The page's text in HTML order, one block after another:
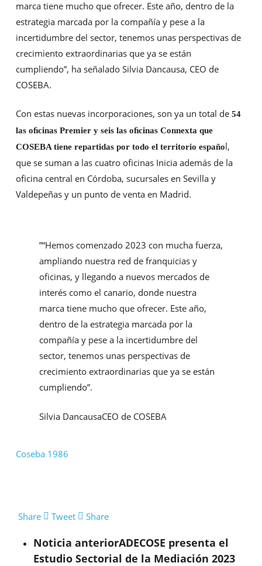
marca tiene mucho que ofrecer. Este año, dentro de la
estrategia marcada por la compañía y pese a la
incertidumbre del sector, tenemos unas perspectivas de
crecimiento extraordinarias que ya se están
cumpliendo”, ha señalado Silvia Dancausa, CEO de
COSEBA.
Con estas nuevas incorporaciones, son ya un total de 54
las oﬁcinas Premier y seis las oﬁcinas Connexta que
COSEBA tiene repartidas por todo el territorio español,
que se suman a las cuatro oﬁcinas Inicia además de la
oﬁcina central en Córdoba, sucursales en Sevilla y
Valdepeñas y un punto de venta en Madrid.
”“Hemos comenzado 2023 con mucha fuerza,
ampliando nuestra red de franquicias y
oﬁcinas, y llegando a nuevos mercados de
interés como el canario, donde nuestra
marca tiene mucho que ofrecer. Este año,
dentro de la estrategia marcada por la
compañía y pese a la incertidumbre del
sector, tenemos unas perspectivas de
crecimiento extraordinarias que ya se están
cumpliendo”.
Silvia DancausaCEO de COSEBA
Coseba 1986
Share Tweet Share
Noticia anteriorADECOSE presenta el
Estudio Sectorial de la Mediación 2023